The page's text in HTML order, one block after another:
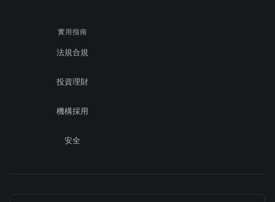
實用指南
法規合規
投資理財
機構採用
安全